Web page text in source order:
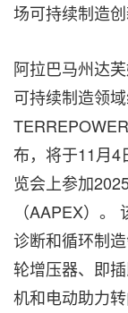
场可持续制造
阿拉巴马州达
可持续制造领
布，将于11月4
览会上参加
（AAPEX）
诊断和循环制
轮增压器、即
机和电动助力